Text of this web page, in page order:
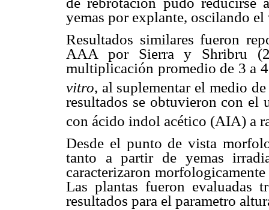
yemas por explante, oscilando
Resultados similares fueron
AAA por Sierra y Shribru
multiplicación promedio de 3 a
vitro, al suplementar el medio
resultados se obtuvieron con el
con ácido indol acético (AIA) a
Desde el punto de vista
tanto a partir de yemas
caracterizaron
Las plantas fueron evaluadas
resultados para el parametro